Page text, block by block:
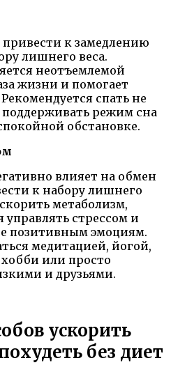
к замедлению
лишнего веса.
неотъемлемой
жизни и помогает
спать не
поддерживать режим сна
обстановке.
влияет на обмен
к набору лишнего
метаболизм,
стрессом и
позитивным эмоциям.
медитацией, йогой,
или просто
и друзьями.
ускорить
без диет